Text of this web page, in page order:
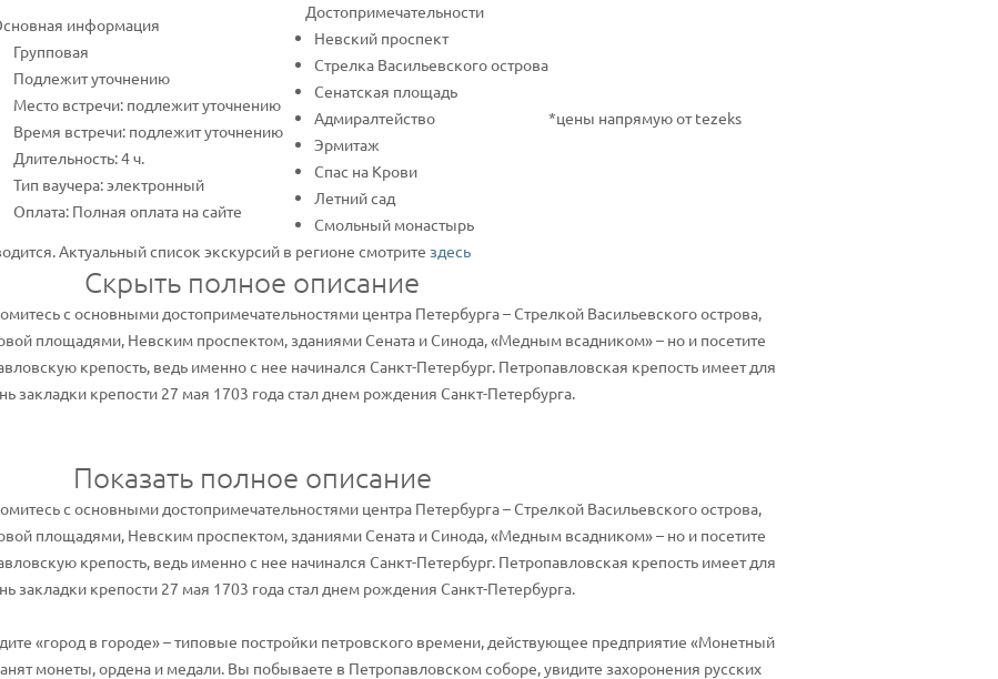
информация
Групповая
Подлежит уточнению
Место встречи: подлежит уточнению
Время встречи: подлежит уточнению
Длительность: 4 ч.
Тип ваучера: электронный
Оплата: Полная оплата на сайте
Достопримечательности
Невский проспект
Стрелка Васильевского острова
Сенатская площадь
Адмиралтейство
Эрмитаж
Спас на Крови
Летний сад
Смольный монастырь
*цены напрямую от tezeks
Актуальный список экскурсий в регионе смотрите здесь
Скрыть полное описание
с основными достопримечательностями центра Петербурга – Стрелкой Васильевского острова,
площадями, Невским проспектом, зданиями Сената и Синода, «Медным всадником» – но и посетите
крепость, ведь именно с нее начинался Санкт-Петербург. Петропавловская крепость имеет для
закладки крепости 27 мая 1703 года стал днем рождения Санкт-Петербурга.
Показать полное описание
с основными достопримечательностями центра Петербурга – Стрелкой Васильевского острова,
площадями, Невским проспектом, зданиями Сената и Синода, «Медным всадником» – но и посетите
крепость, ведь именно с нее начинался Санкт-Петербург. Петропавловская крепость имеет для
закладки крепости 27 мая 1703 года стал днем рождения Санкт-Петербурга.
«город в городе» – типовые постройки петровского времени, действующее предприятие «Монетный
монеты, ордена и медали. Вы побываете в Петропавловском соборе, увидите захоронения русских